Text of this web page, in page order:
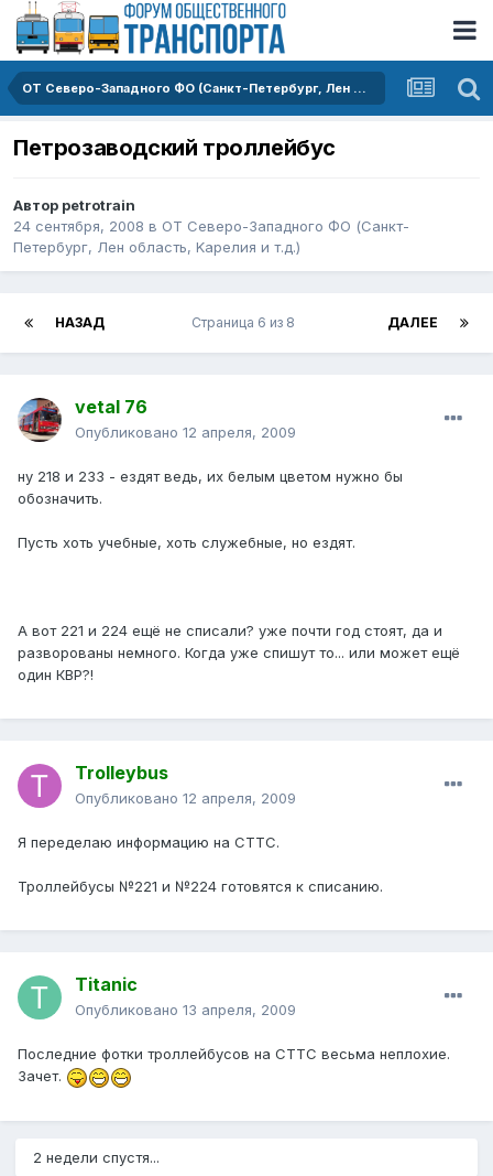
ОТ Северо-Западного ФО (Санкт-Петербург, Лен область, Kарелия и т.д.)
Петрозаводский троллейбус
Автор petrotrain
24 сентября, 2008 в ОТ Северо-Западного ФО (Санкт-
Петербург, Лен область, Kарелия и т.д.)
НАЗАД ДАЛЕЕ
Страница 6 из 8
vetal 76
Опубликовано 12 апреля, 2009
ну 218 и 233 - ездят ведь, их белым цветом нужно бы
обозначить.
Пусть хоть учебные, хоть служебные, но ездят.
А вот 221 и 224 ещё не списали? уже почти год стоят, да и
разворованы немного. Когда уже спишут то... или может ещё
один КВР?!
Trolleybus
Опубликовано 12 апреля, 2009
Я переделаю информацию на СТТС.
Троллейбусы №221 и №224 готовятся к списанию.
Titanic
Опубликовано 13 апреля, 2009
Последние фотки троллейбусов на СТТС весьма неплохие.
Зачет.
2 недели спустя...